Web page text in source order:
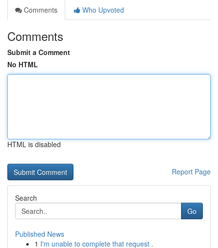
Comments
Who Upvoted
Comments
Submit a Comment
No HTML
HTML is disabled
Report Page
Search
Go
Published News
1 I'm unable to complete that request .